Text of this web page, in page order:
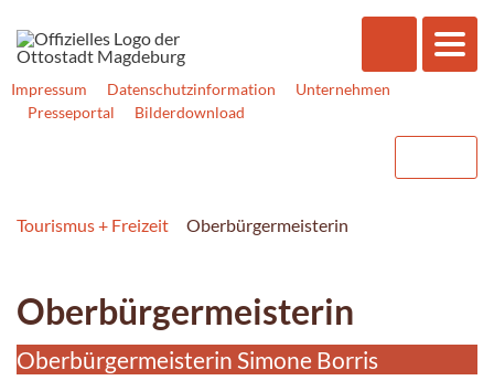
Impressum Datenschutzinformation
Unternehmen
Presseportal
Bilderdownload
Tourismus + Freizeit Oberbürgermeisterin
Oberbürgermeisterin
Oberbürgermeisterin Simone Borris